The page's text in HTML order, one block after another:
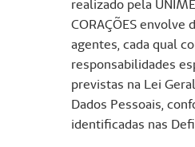
realizado pela
CORAÇÕES envolve
agentes, cada qual
responsabilidades
previstas na Lei
Dados Pessoais,
identificadas nas